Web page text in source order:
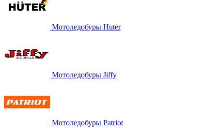
Мотоледобуры Huter
Мотоледобуры Jiffy
Мотоледобуры Patriot